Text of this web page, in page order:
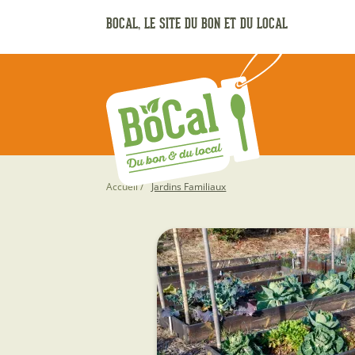
BOCAL, LE SITE DU BON ET DU LOCAL
Fil
d'Ariane
Accueil Jardins Familiaux